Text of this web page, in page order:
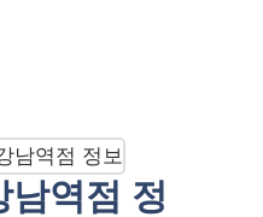
남역점 정